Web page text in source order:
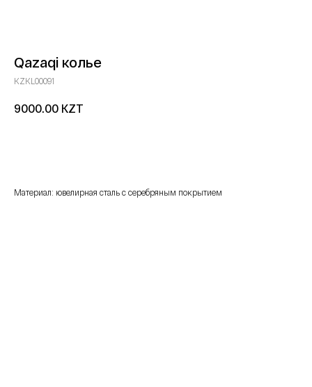
Qazaqi колье
KZKL00091
9000.00 KZT
Материал: ювелирная сталь с серебряным покрытием